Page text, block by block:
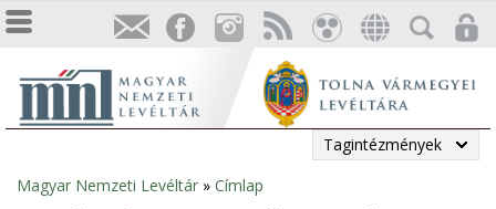
Tagintézmények
Jelenlegi
Magyar Nemzeti Levéltár » Címlap